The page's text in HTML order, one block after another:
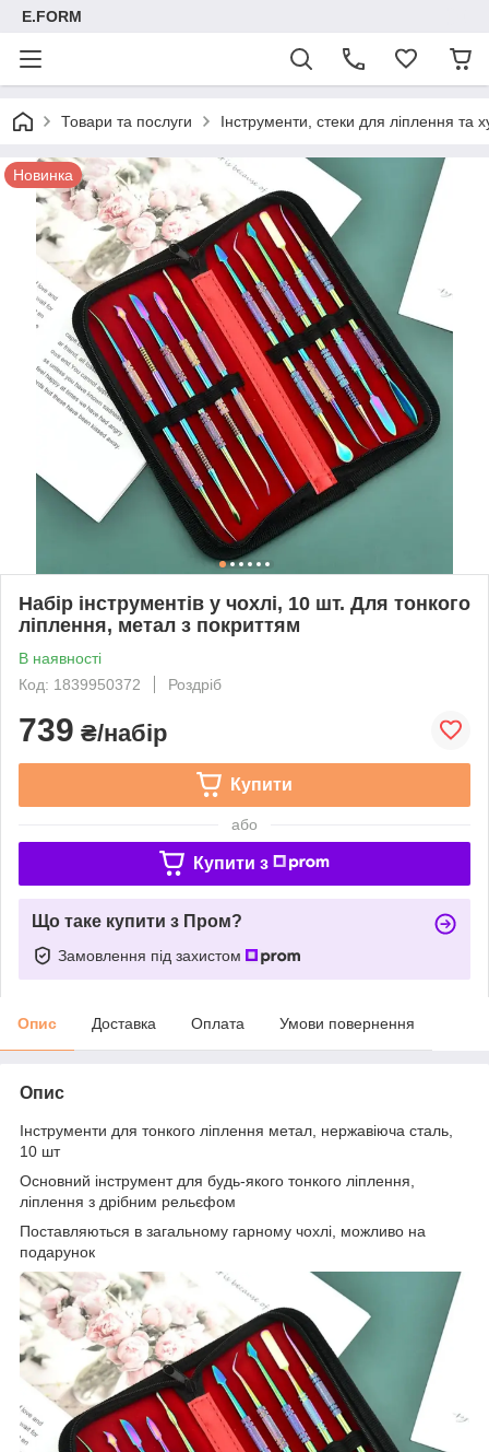
E.FORM
Товари та послуги Інструменти, стеки для ліплення та
Новинка
Набір інструментів у чохлі, 10 шт. Для тонкого
ліплення, метал з покриттям
В наявності
Код: 1839950372
Роздріб
739 ₴/набір
Купити
або
Купити з
Що таке купити з Пром?
Замовлення під захистом
Опис Доставка Оплата Умови повернення
Опис
Інструменти для тонкого ліплення метал, нержавіюча сталь,
10 шт
Основний інструмент для будь-якого тонкого ліплення,
ліплення з дрібним рельєфом
Поставляються в загальному гарному чохлі, можливо на
подарунок